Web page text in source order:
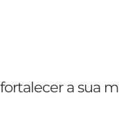
a sua